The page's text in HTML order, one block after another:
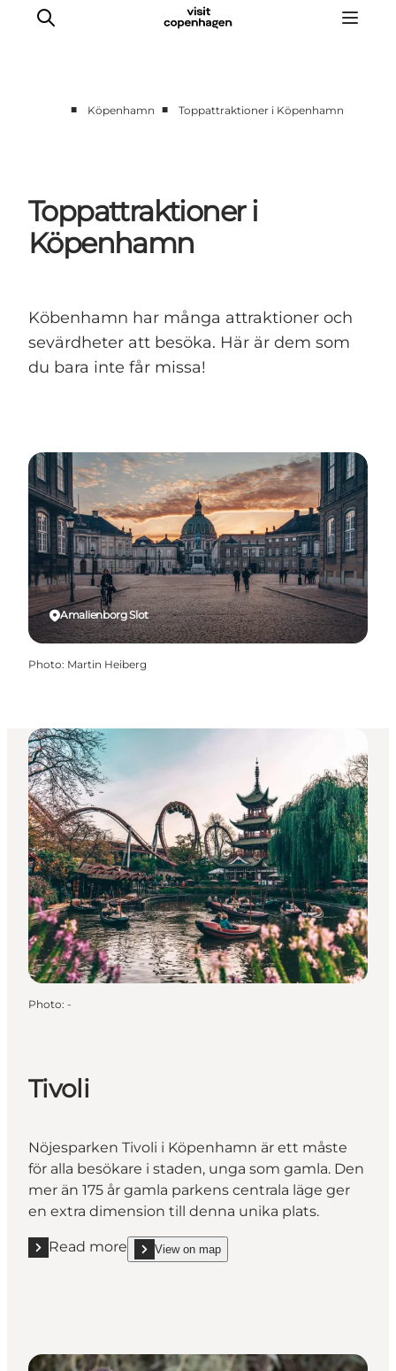
Planera din resa
■ Köpenhamn ■ Toppattraktioner i Köpenhamn
Toppattraktioner i
Köpenhamn
Köbenhamn har många attraktioner och
sevärdheter att besöka. Här är dem som
du bara inte får missa!
Amalienborg Slot
Photo: Martin Heiberg
Photo: -
Tivoli
Nöjesparken Tivoli i Köpenhamn är ett måste
för alla besökare i staden, unga som gamla. Den
mer än 175 år gamla parkens centrala läge ger
en extra dimension till denna unika plats.
Read more
Read more "Tivoli"View on map
show Tivoli on_map